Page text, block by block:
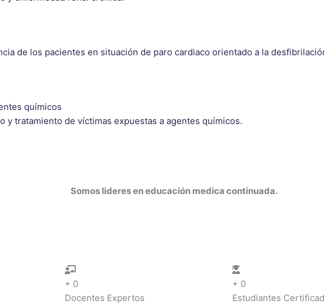
de los pacientes en situación de paro cardiaco orientado a la
químicos
tratamiento de víctimas expuestas a agentes químicos.
Somos lideres en educación medica continuada.
+ 0
Docentes Expertos
+ 0
Estudiantes